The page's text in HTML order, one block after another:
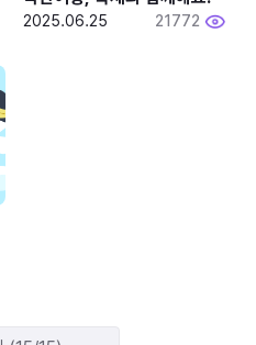
2025.06.25 21772